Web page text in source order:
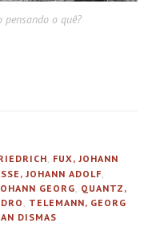
o quê?
, FUX, JOHANN
JOHANN ADOLF,
GEORG, QUANTZ,
, TELEMANN, GEORG
DISMAS